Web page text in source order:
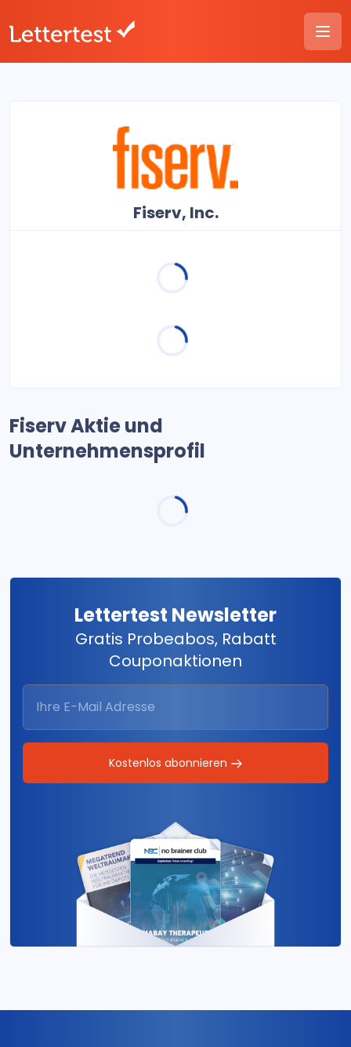
Fiserv, Inc.
Fiserv Aktie und
Unternehmensprofil
Lettertest Newsletter
Gratis Probeabos, Rabatt
Couponaktionen
Kostenlos abonnieren